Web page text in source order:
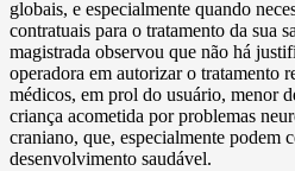
globais, e especialmente quando
contratuais para o tratamento da sua
magistrada observou que não há
operadora em autorizar o tratamento
médicos, em prol do usuário, menor
criança acometida por problemas
craniano, que, especialmente podem
desenvolvimento saudável.